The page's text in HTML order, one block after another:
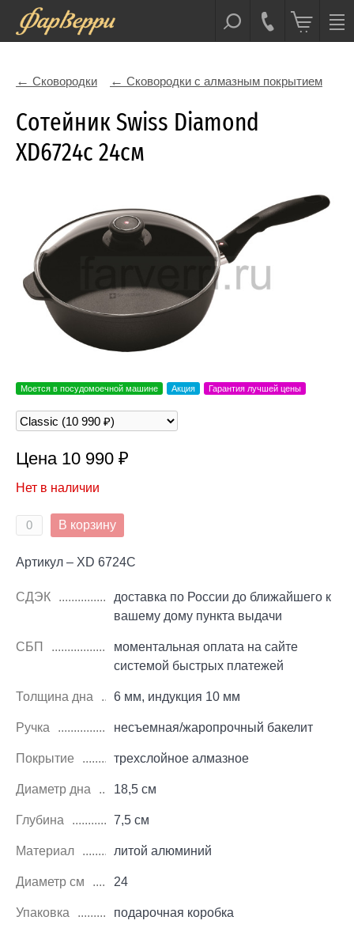
Сковородки Сковородки с алмазным покрытием
Сотейник Swiss Diamond
XD6724c 24см
Моется в посудомоечной машине Акция Гарантия лучшей цены
Цена 10 990 ₽
Нет в наличии
В корзину
Артикул – XD 6724C
СДЭК
доставка по России до ближайшего к
вашему дому пункта выдачи
СБП
моментальная оплата на сайте
системой быстрых платежей
Толщина дна 6 мм, индукция 10 мм
Ручка несъемная/жаропрочный бакелит
Покрытие трехслойное алмазное
Диаметр дна 18,5 см
Глубина 7,5 см
Материал литой алюминий
Диаметр см 24
Упаковка подарочная коробка